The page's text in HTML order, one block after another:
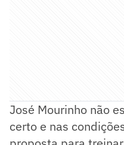
José Mourinho não
certo e nas